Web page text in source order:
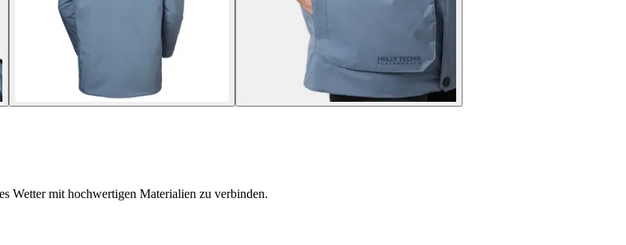
Wetter mit hochwertigen Materialien zu verbinden.